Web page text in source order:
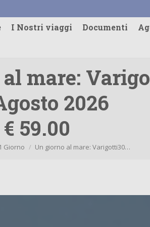
I Nostri viaggi Documenti
mare:
2026
€ 59.00
Giorno Un giorno al mare: Varigotti30…